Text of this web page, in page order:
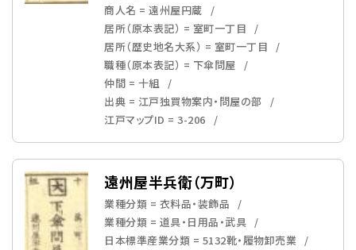
商人名 = 遠州屋円蔵
居所（原本表記） = 室町一丁目
居所（歴史地名大系） = 室町一丁目
職種（原本表記） = 下傘問屋
仲間 = 十組
出典 = 江戸独買物案内・問屋の部
江戸マップID = 3-206
遠州屋半兵衛（万町）
業種分類 = 衣料品・装飾品
業種分類 = 道具・日用品・武具
日本標準産業分類 = 5132靴・履物卸売業